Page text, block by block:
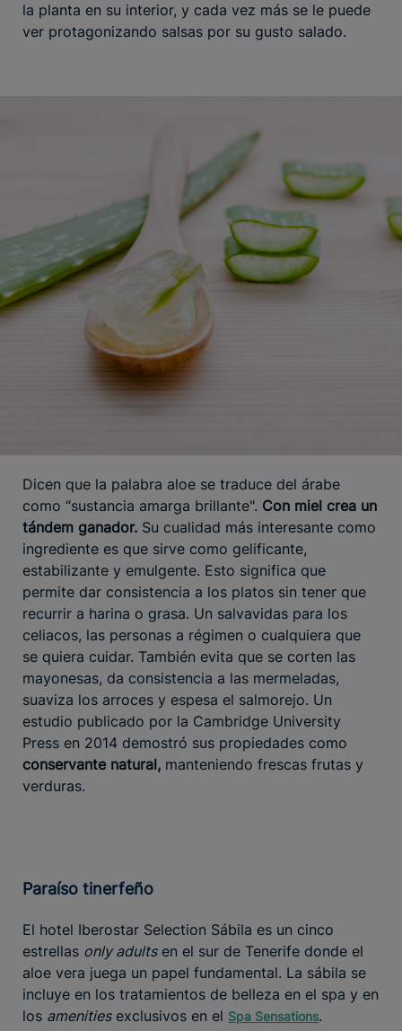
la planta en su interior, y cada vez más se le puede
ver protagonizando salsas por su gusto salado.
Dicen que la palabra aloe se traduce del árabe
como “sustancia amarga brillante". Con miel crea un
tándem ganador. Su cualidad más interesante como
ingrediente es que sirve como gelificante,
estabilizante y emulgente. Esto significa que
permite dar consistencia a los platos sin tener que
recurrir a harina o grasa. Un salvavidas para los
celiacos, las personas a régimen o cualquiera que
se quiera cuidar. También evita que se corten las
mayonesas, da consistencia a las mermeladas,
suaviza los arroces y espesa el salmorejo. Un
estudio publicado por la Cambridge University
Press en 2014 demostró sus propiedades como
conservante natural, manteniendo frescas frutas y
verduras.
Paraíso tinerfeño
El hotel Iberostar Selection Sábila es un cinco
estrellas only adultsen el sur de Tenerife donde el
aloe vera juega un papel fundamental. La sábila se
incluye en los tratamientos de belleza en el spa y en
los amenitiesexclusivos en el Spa Sensations.